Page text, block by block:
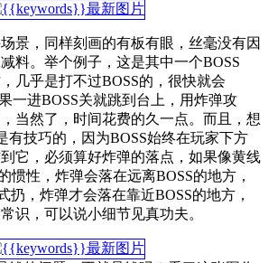
景，同样刻画的有板有眼，丝毫没有因
料。举个例子，这是其中一个BOSS
几乎是打不过BOSS的，很快就会
一进BOSS关就跳到台上，用炸弹攻
当然了，时间花费的久一点。而且，想
有技巧的，因为BOSS始终在玩家下方
它，必须算好炸弹的落点，如果像黄线
惯性，炸弹会落在远离BOSS的地方，
扔，炸弹才会落在靠近BOSS的地方，
识，可以说小细节见真功夫。